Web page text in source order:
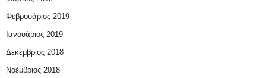
Φεβρουάριος 2019
Ιανουάριος 2019
Δεκέμβριος 2018
Νοέμβριος 2018